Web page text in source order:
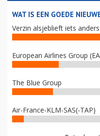
WAT IS EEN GOEDE
Verzin alsjeblieft iets anders
European Airlines Group
The Blue Group
Air-France-KLM-SAS(-TAP)